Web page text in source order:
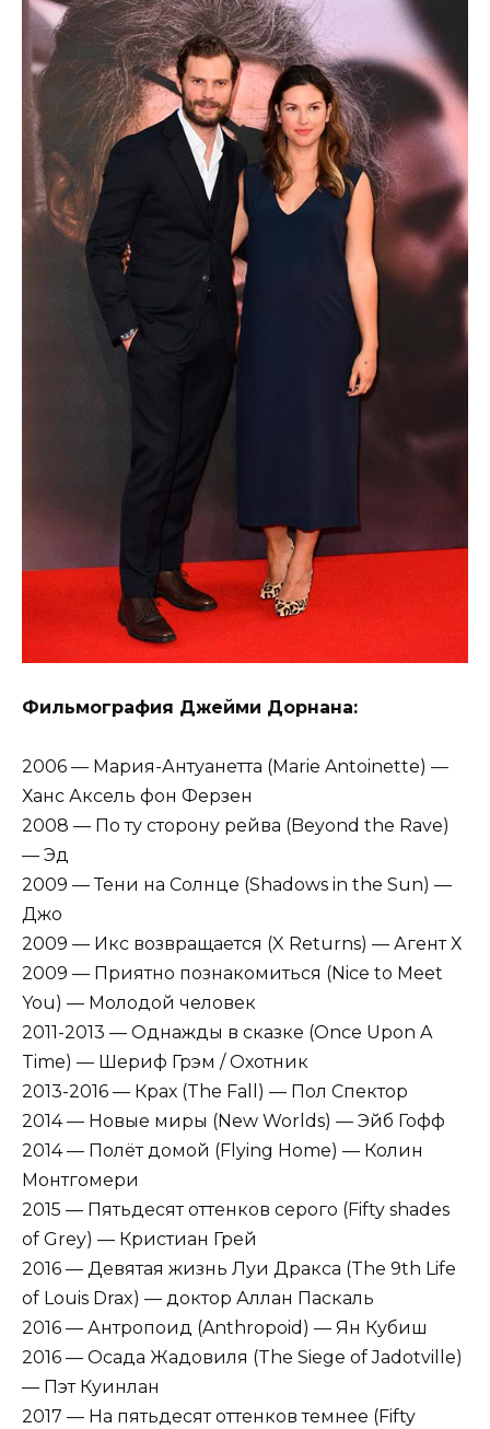
Фильмография Джейми Дорнана:
2006 — Мария-Антуанетта (Marie Antoinette) —
Ханс Аксель фон Ферзен
2008 — По ту сторону рейва (Beyond the Rave)
— Эд
2009 — Тени на Солнце (Shadows in the Sun) —
Джо
2009 — Икс возвращается (X Returns) — Агент Х
2009 — Приятно познакомиться (Nice to Мeet
You) — Молодой человек
2011-2013 — Однажды в сказке (Once Upon A
Time) — Шериф Грэм / Охотник
2013-2016 — Крах (The Fall) — Пол Спектор
2014 — Новые миры (New Worlds) — Эйб Гофф
2014 — Полёт домой (Flying Home) — Колин
Монтгомери
2015 — Пятьдесят оттенков серого (Fifty shades
of Grey) — Кристиан Грей
2016 — Девятая жизнь Луи Дракса (The 9th Life
of Louis Drax) — доктор Аллан Паскаль
2016 — Антропоид (Anthropoid) — Ян Кубиш
2016 — Осада Жадовиля (The Siege of Jadotville)
— Пэт Куинлан
2017 — На пятьдесят оттенков темнее (Fifty